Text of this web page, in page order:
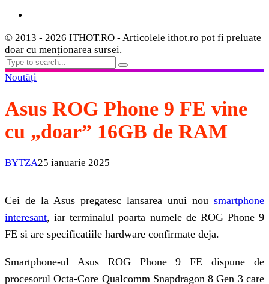
© 2013 - 2026 ITHOT.RO - Articolele ithot.ro pot fi preluate
doar cu menționarea sursei.
Noutăți
Asus ROG Phone 9 FE vine
cu „doar” 16GB de RAM
BYTZA25 ianuarie 2025
Cei de la Asus pregatesc lansarea unui nou smartphone
interesant, iar terminalul poarta numele de ROG Phone 9
FE si are specificatiile hardware confirmate deja.
Smartphone-ul Asus ROG Phone 9 FE dispune de
procesorul Octa-Core Qualcomm Snapdragon 8 Gen 3 care